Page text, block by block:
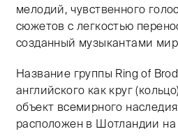
мелодий, чувственного
сюжетов с легкостью
созданный музыкантами
Название группы Ring of
английского как круг
объект всемирного
расположен в Шотландии